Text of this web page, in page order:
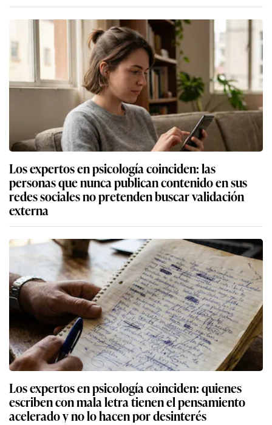
Los expertos en psicología coinciden: las
personas que nunca publican contenido en sus
redes sociales no pretenden buscar validación
externa
Los expertos en psicología coinciden: quienes
escriben con mala letra tienen el pensamiento
acelerado y no lo hacen por desinterés